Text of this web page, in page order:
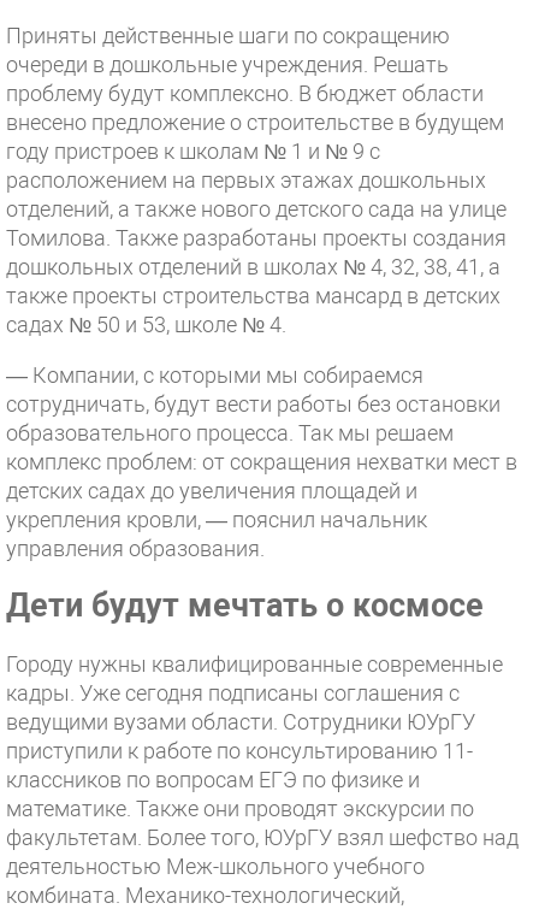
Приняты действенные шаги по сокращению
очереди в дошкольные учреждения. Решать
проблему будут комплексно. В бюджет области
внесено предложение о строительстве в будущем
году пристроев к школам № 1 и № 9 с
расположением на первых этажах дошкольных
отделений, а также нового детского сада на улице
Томилова. Также разработаны проекты создания
дошкольных отделений в школах № 4, 32, 38, 41, а
также проекты строительства мансард в детских
садах № 50 и 53, школе № 4.
— Компании, с которыми мы собираемся
сотрудничать, будут вести работы без остановки
образовательного процесса. Так мы решаем
комплекс проблем: от сокращения нехватки мест в
детских садах до увеличения площадей и
укрепления кровли, — пояснил начальник
управления образования.
Дети будут мечтать о космосе
Городу нужны квалифицированные современные
кадры. Уже сегодня подписаны соглашения с
ведущими вузами области. Сотрудники ЮУрГУ
приступили к работе по консультированию 11-
классников по вопросам ЕГЭ по физике и
математике. Также они проводят экскурсии по
факультетам. Более того, ЮУрГУ взял шефство над
деятельностью Меж-школьного учебного
комбината. Механико-технологический,